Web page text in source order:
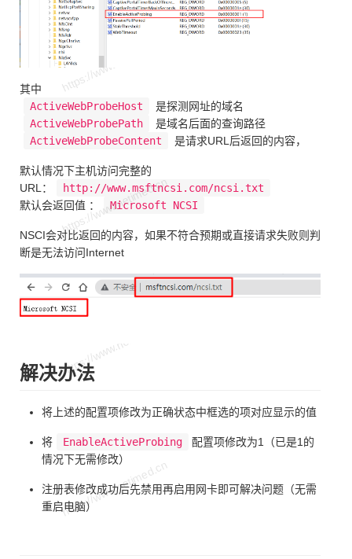
其中
ActiveWebProbeHost
是探测网址的域名
ActiveWebProbePath
是域名后面的查询路径
ActiveWebProbeContent
是请求URL后返回的内容，
默认情况下主机访问完整的
URL：
http://www.msftncsi.com/ncsi.txt
默认会返回值 ：
Microsoft NCSI
NSCI会对比返回的内容，如果不符合预期或直接请求失败则判
断是无法访问Internet
解决办法
将上述的配置项修改为正确状态中框选的项对应显示的值
将 EnableActiveProbing
配置项修改为1（已是1的
情况下无需修改）
注册表修改成功后先禁用再启用网卡即可解决问题（无需
重启电脑）